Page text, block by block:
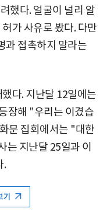
했다. 얼굴이 널리 알
가 사유로 봤다. 다만
과 접촉하지 말라는
다. 지난달 12일에는
장해 "우리는 이겼습
문 집회에서는 "대한
는 지난달 25일과 이
.
기